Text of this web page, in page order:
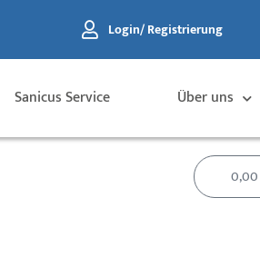
Login/ Registrierung
Sanicus Service Über uns
0,00